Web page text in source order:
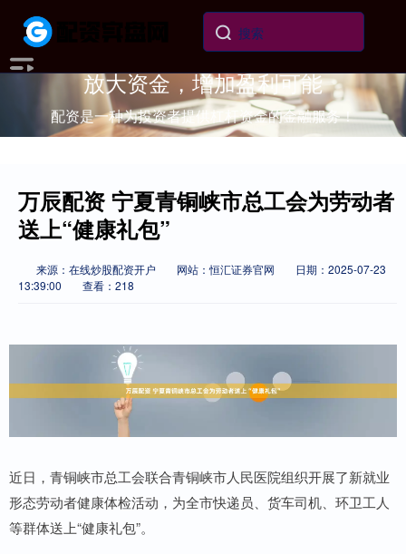
放大资金，增加盈利可能
配资是一种为投资者提供杠杆资金的金融服务！
万辰配资 宁夏青铜峡市总工会为劳动者
送上“健康礼包”
来源：在线炒股配资开户 网站：恒汇证券官网
日期：2025-07-23
13:39:00
查看：218
近日，青铜峡市总工会联合青铜峡市人民医院组织开展了新就业
形态劳动者健康体检活动，为全市快递员、货车司机、环卫工人
等群体送上“健康礼包”。